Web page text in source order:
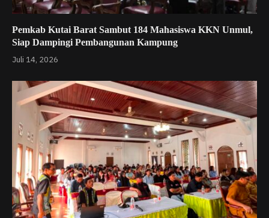
Pemkab Kutai Barat Sambut 184 Mahasiswa KKN Unmul,
Siap Dampingi Pembangunan Kampung
Juli 14, 2026